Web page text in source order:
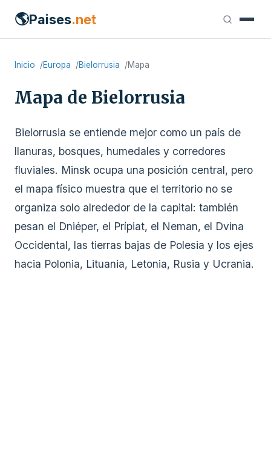
🌎Paises.net
Inicio Europa Bielorrusia Mapa
Mapa de Bielorrusia
Bielorrusia se entiende mejor como un país de
llanuras, bosques, humedales y corredores
fluviales. Minsk ocupa una posición central, pero
el mapa físico muestra que el territorio no se
organiza solo alrededor de la capital: también
pesan el Dniéper, el Prípiat, el Neman, el Dvina
Occidental, las tierras bajas de Polesia y los ejes
hacia Polonia, Lituania, Letonia, Rusia y Ucrania.